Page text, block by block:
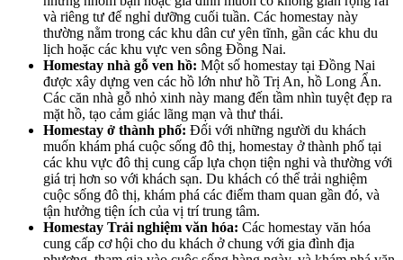
và riêng tư để nghỉ dưỡng cuối tuần. Các homestay này
thường nằm trong các khu dân cư yên tĩnh, gần các khu du
lịch hoặc các khu vực ven sông Đồng Nai.
Homestay nhà gỗ ven hồ: Một số homestay tại Đồng Nai
được xây dựng ven các hồ lớn như hồ Trị An, hồ Long Ẩn.
Các căn nhà gỗ nhỏ xinh này mang đến tầm nhìn tuyệt đẹp ra
mặt hồ, tạo cảm giác lãng mạn và thư thái.
Homestay ở thành phố: Đối với những người du khách
muốn khám phá cuộc sống đô thị, homestay ở thành phố tại
các khu vực đô thị cung cấp lựa chọn tiện nghi và thường với
giá trị hơn so với khách sạn. Du khách có thể trải nghiệm
cuộc sống đô thị, khám phá các điểm tham quan gần đó, và
tận hưởng tiện ích của vị trí trung tâm.
Homestay Trải nghiệm văn hóa: Các homestay văn hóa
cung cấp cơ hội cho du khách ở chung với gia đình địa